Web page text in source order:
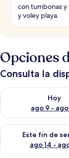
con tumbonas y
y voley playa.
Opciones
Consulta la
Hoy
ago 9 - ago
Consulta la
Este fin de
ago 14 -
Consulta la